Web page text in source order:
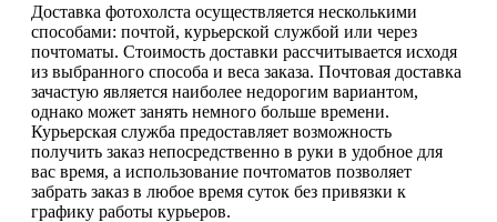
Доставка фотохолста осуществляется несколькими
способами: почтой, курьерской службой или через
почтоматы. Стоимость доставки рассчитывается исходя
из выбранного способа и веса заказа. Почтовая доставка
зачастую является наиболее недорогим вариантом,
однако может занять немного больше времени.
Курьерская служба предоставляет возможность
получить заказ непосредственно в руки в удобное для
вас время, а использование почтоматов позволяет
забрать заказ в любое время суток без привязки к
графику работы курьеров.